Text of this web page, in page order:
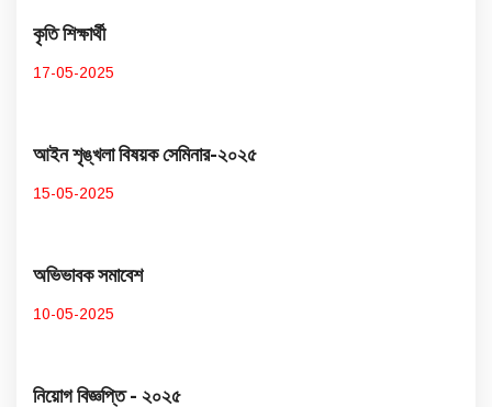
কৃতি শিক্ষার্থী
17-05-2025
আইন শৃঙ্খলা বিষয়ক সেমিনার-২০২৫
15-05-2025
অভিভাবক সমাবেশ
10-05-2025
নিয়োগ বিজ্ঞপ্তি - ২০২৫